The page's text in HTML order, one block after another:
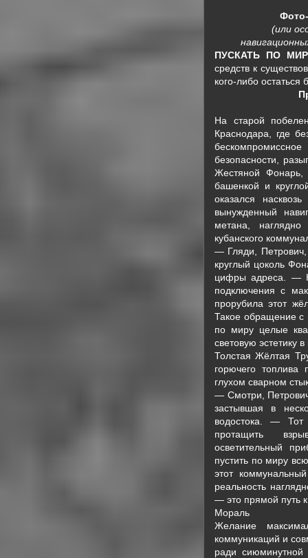
(или
ПУСКАТЬ ПО
средств к
кого-либо остаться
На старой
Краснодара, где
безопасности,
Жестяной
башенкой и
оказался
вынужденный
метана, наглядно
кубанского
— Гляди, Петрович,
круглый цоколь
цифры адреса. —
подключения с
прорубила этот
Такое обращение с
по миру целые
световую эстетику
Толстая Жёлтая
горючего
глухом сварном
— Смотри,
застывшая в
водостока. — Тот
протащить
осветительный
пустить по миру
этот
реальность
— это прямой путь
Мораль
Желание
коммуникаций и
ради сиюминутной